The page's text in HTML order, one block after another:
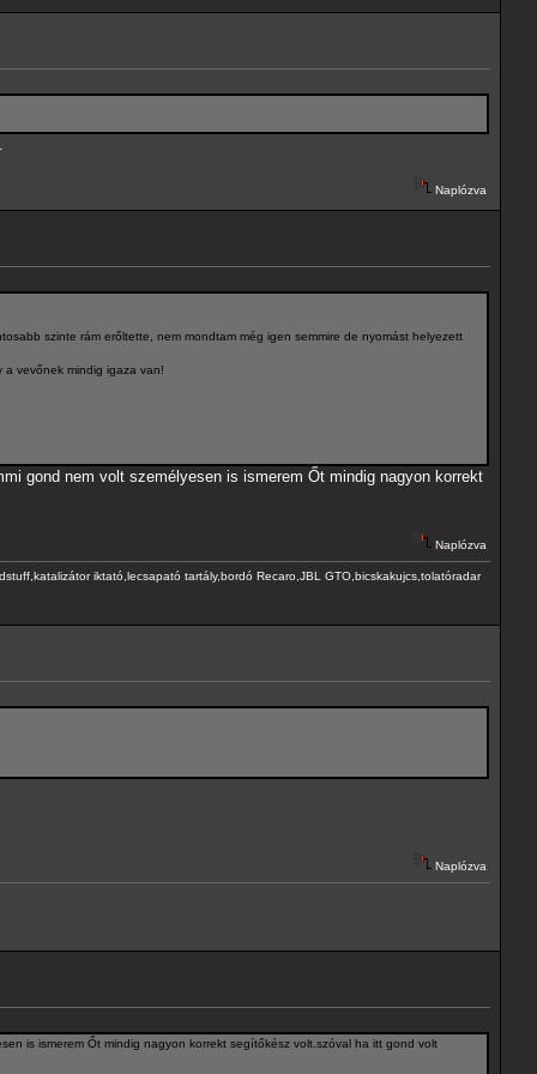
Naplózva
szinte rám erőltette, nem mondtam még igen semmire de nyomást helyezett
vevőnek mindig igaza van!
gond nem volt személyesen is ismerem Őt mindig nagyon korrekt
Naplózva
iktató,lecsapató tartály,bordó Recaro,JBL GTO,bicskakujcs,tolatóradar
Naplózva
is ismerem Őt mindig nagyon korrekt segítőkész volt.szóval ha itt gond volt